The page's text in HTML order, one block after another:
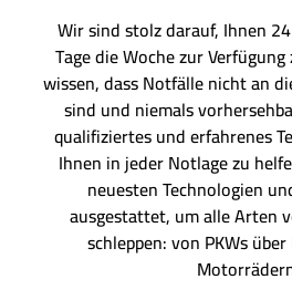
Wir sind stolz darauf, Ihnen
Tage die Woche zur
wissen, dass Notfälle nicht an
sind und niemals
qualifiziertes und erfahrenes
Ihnen in jeder Notlage zu
neuesten Technologien
ausgestattet, um alle Arten
schleppen: von PKWs